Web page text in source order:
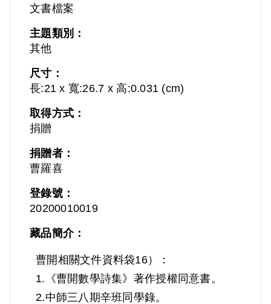
文書檔案
主題類別：
其他
尺寸：
長:21 x 寬:26.7 x 高:0.031 (cm)
取得方式：
捐贈
捐贈者：
曹羅喜
登錄號：
20200010019
藏品簡介：
曹開相關文件資料袋16）：
1.《曹開數學詩集》著作授權同意書。
2.中師三八期辛班同學錄。